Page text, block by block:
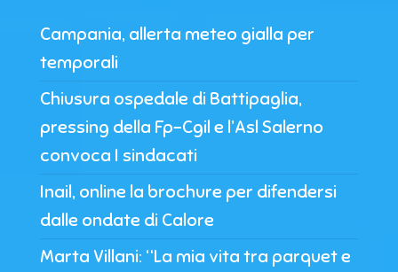
Campania, allerta meteo gialla per
temporali
Chiusura ospedale di Battipaglia,
pressing della Fp-Cgil e l’Asl Salerno
convoca I sindacati
Inail, online la brochure per difendersi
dalle ondate di Calore
Marta Villani: “La mia vita tra parquet e